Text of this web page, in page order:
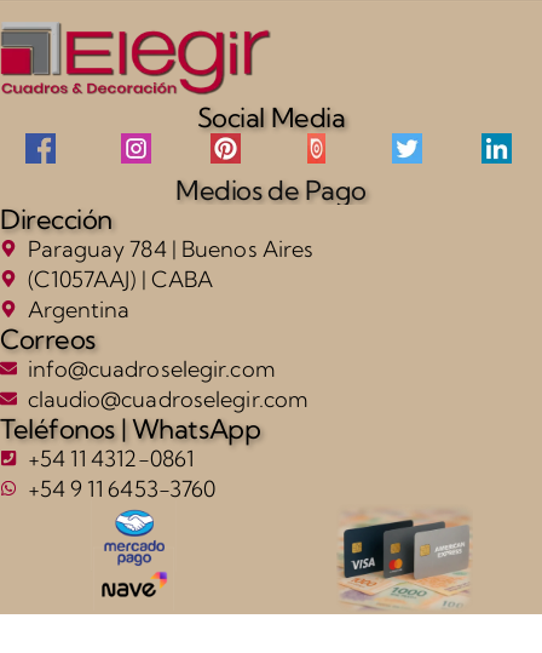
Social Media
Medios de Pago
Dirección
Paraguay 784 | Buenos Aires
(C1057AAJ) | CABA
Argentina
Correos
info@cuadroselegir.com
claudio@cuadroselegir.com
Teléfonos | WhatsApp
+54 11 4312-0861
+54 9 11 6453-3760